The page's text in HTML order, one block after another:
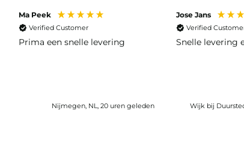
Ma Peek
Verified Customer
Prima een snelle levering
Nijmegen, NL, 20 uren geleden
Jose Jans
Verified
Snelle levering
Wijk bij